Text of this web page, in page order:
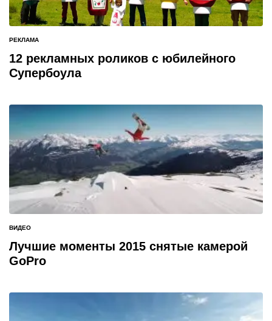
ОПУБЛИКОВАНО
В
РЕКЛАМА
12 рекламных роликов с юбилейного
Супербоула
ОПУБЛИКОВАНО
В
ВИДЕО
Лучшие моменты 2015 снятые камерой
GoPro